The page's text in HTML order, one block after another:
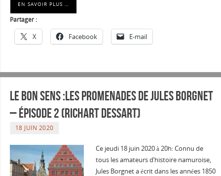
EN SAVOIR PLUS …
Partager :
X Facebook E-mail
Le Bon sens :Les promenades de Jules Borgnet
– épisode 2 (Richart Dessart)
18 JUIN 2020
Ce jeudi 18 juin 2020 à 20h: Connu de
tous les amateurs d’histoire namuroise,
Jules Borgnet a écrit dans les années 1850